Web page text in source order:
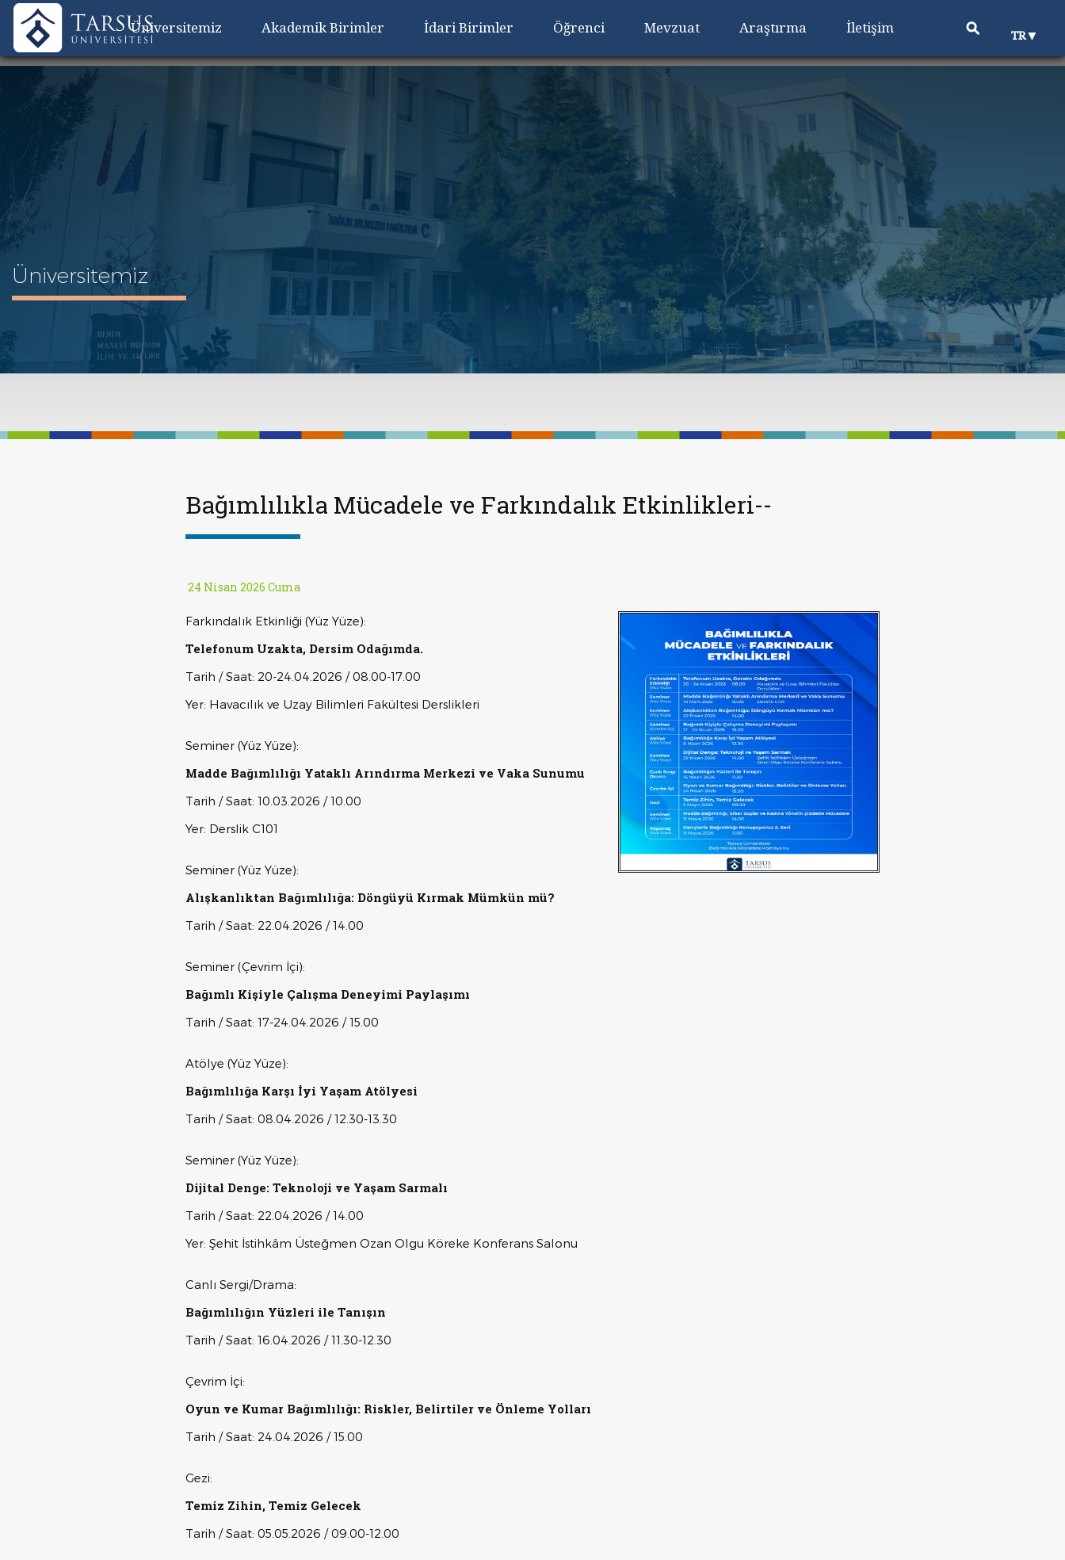
Üniversitemiz Akademik Birimler İdari Birimler Öğrenci Mevzuat Araştırma İletişim ⚲ TR▼
Üniversitemiz
Bağımlılıkla Mücadele ve Farkındalık Etkinlikleri--
24 Nisan 2026 Cuma
Farkındalık Etkinliği (Yüz Yüze):
Telefonum Uzakta, Dersim Odağımda.
Tarih / Saat: 20-24.04.2026 / 08.00-17.00
Yer: Havacılık ve Uzay Bilimleri Fakültesi Derslikleri
Seminer (Yüz Yüze):
Madde Bağımlılığı Yataklı Arındırma Merkezi ve Vaka Sunumu
Tarih / Saat: 10.03.2026 / 10.00
Yer: Derslik C101
Seminer (Yüz Yüze):
Alışkanlıktan Bağımlılığa: Döngüyü Kırmak Mümkün mü?
Tarih / Saat: 22.04.2026 / 14.00
Seminer (Çevrim İçi):
Bağımlı Kişiyle Çalışma Deneyimi Paylaşımı
Tarih / Saat: 17-24.04.2026 / 15.00
Atölye (Yüz Yüze):
Bağımlılığa Karşı İyi Yaşam Atölyesi
Tarih / Saat: 08.04.2026 / 12.30-13.30
Seminer (Yüz Yüze):
Dijital Denge: Teknoloji ve Yaşam Sarmalı
Tarih / Saat: 22.04.2026 / 14.00
Yer: Şehit İstihkâm Üsteğmen Ozan Olgu Köreke Konferans Salonu
Canlı Sergi/Drama:
Bağımlılığın Yüzleri ile Tanışın
Tarih / Saat: 16.04.2026 / 11.30-12.30
Çevrim İçi:
Oyun ve Kumar Bağımlılığı: Riskler, Belirtiler ve Önleme Yolları
Tarih / Saat: 24.04.2026 / 15.00
Gezi:
Temiz Zihin, Temiz Gelecek
Tarih / Saat: 05.05.2026 / 09.00-12.00